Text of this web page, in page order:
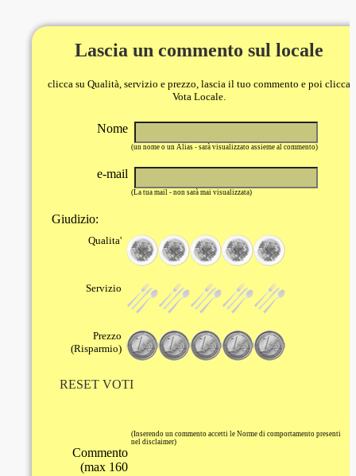
Lascia un commento sul locale
clicca su Qualità, servizio e prezzo, lascia il tuo commento e poi clicca
Vota Locale.
Nome
(un nome o un Alias - sarà visualizzato assieme al commento)
e-mail
(La tua mail - non sarà mai visualizzata)
Giudizio:
Qualita'
Servizio
Prezzo
(Risparmio)
RESET VOTI
(Inserendo un commento accetti le Norme di comportamento presenti
nel disclaimer)
Commento
(max 160